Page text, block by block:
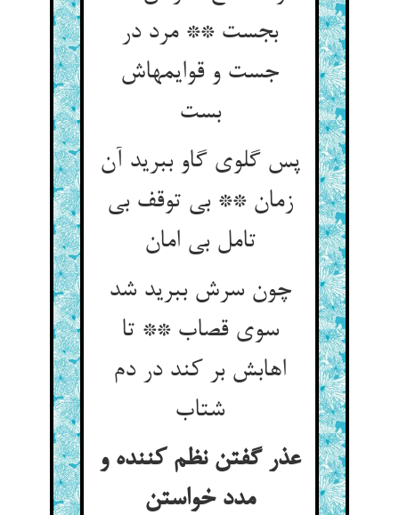
بجست ** مرد در
جست و قوایمهاش
بست
پس گلوی گاو ببرید آن
زمان ** بی توقف بی
تامل بی امان
چون سرش ببرید شد
سوی قصاب ** تا
اهابش بر کند در دم
شتاب
عذر گفتن نظم کننده و
مدد خواستن